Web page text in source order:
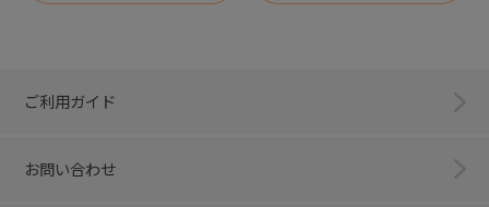
ご利用ガイド
お問い合わせ